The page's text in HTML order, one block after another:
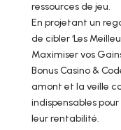
ressources de jeu.
En projetant un
de cibler ‘Les
Maximiser vos
Bonus Casino &
amont et la veille
indispensables
leur rentabilité.